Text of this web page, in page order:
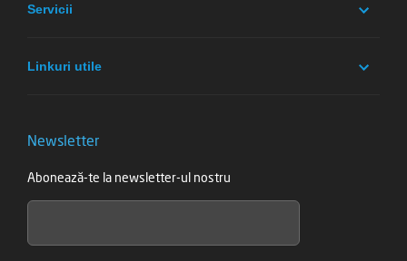
Servicii
Linkuri utile
Newsletter
Abonează-te la newsletter-ul nostru